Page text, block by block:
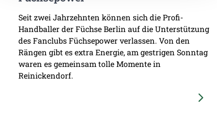
Seit zwei Jahrzehnten können sich die Profi-
Handballer der Füchse Berlin auf die Unterstützung
des Fanclubs Füchsepower verlassen. Von den
Rängen gibt es extra Energie, am gestrigen Sonntag
waren es gemeinsam tolle Momente in
Reinickendorf.